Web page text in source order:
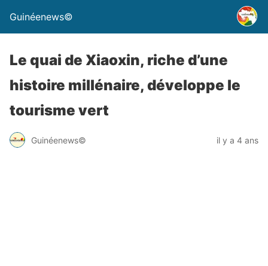
Guinéenews©
Le quai de Xiaoxin, riche d’une
histoire millénaire, développe le
tourisme vert
Guinéenews© il y a 4 ans